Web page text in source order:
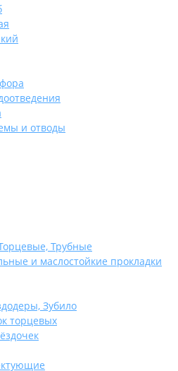
и отводы
Трубные
и маслостойкие прокладки
Зубило
торцевых